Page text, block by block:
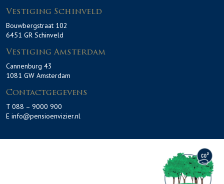
Vestiging Schinveld
Bouwbergstraat 102
6451 GR Schinveld
Vestiging Amsterdam
Cannenburg 43
1081 GW Amsterdam
Contactgegevens
T 088 – 9000 900
E info@pensioenvizier.nl